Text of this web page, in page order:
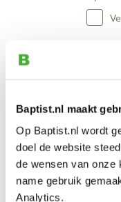
Baptist.nl maakt
Op Baptist.nl wordt
doel de website
de wensen van onze
name gebruik
Analytics.
Pfeil
mm
€
€
Op